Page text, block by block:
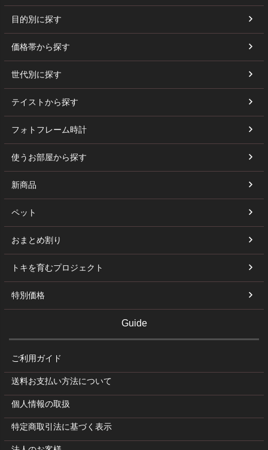
目的別に探す
価格帯から探す
世代別に探す
テイストから探す
フォトフレーム時計
使うお部屋から探す
新商品
ペット
おまとめ割り
トキを育むプロジェクト
特別価格
Guide
ご利用ガイド
送料お支払い方法について
個人情報の取扱
特定商取引法に基づく表示